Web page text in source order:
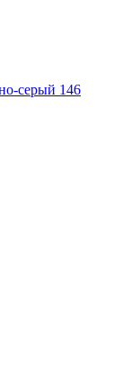
серый 146